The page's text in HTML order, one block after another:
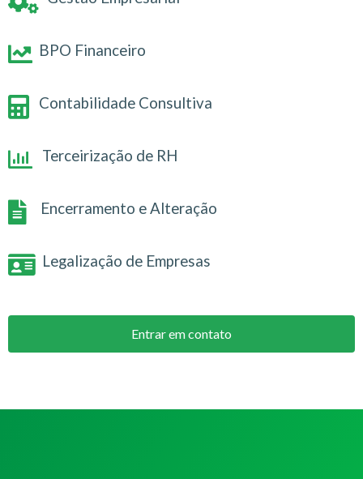
BPO Financeiro
Contabilidade Consultiva
Terceirização de RH
Encerramento e Alteração
Legalização de Empresas
Entrar em contato